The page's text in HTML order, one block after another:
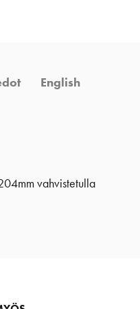
English
vahvistetulla